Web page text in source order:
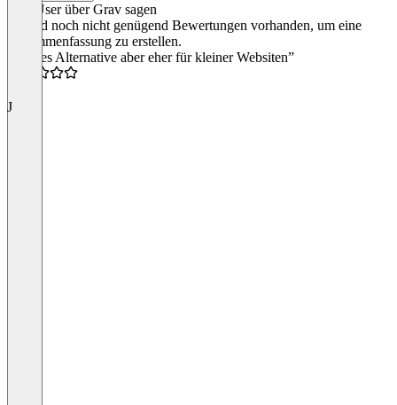
Was User über Grav sagen
Es sind noch nicht genügend Bewertungen vorhanden, um eine
Zusammenfassung zu erstellen.
“Cooles Alternative aber eher für kleiner Websiten”
J